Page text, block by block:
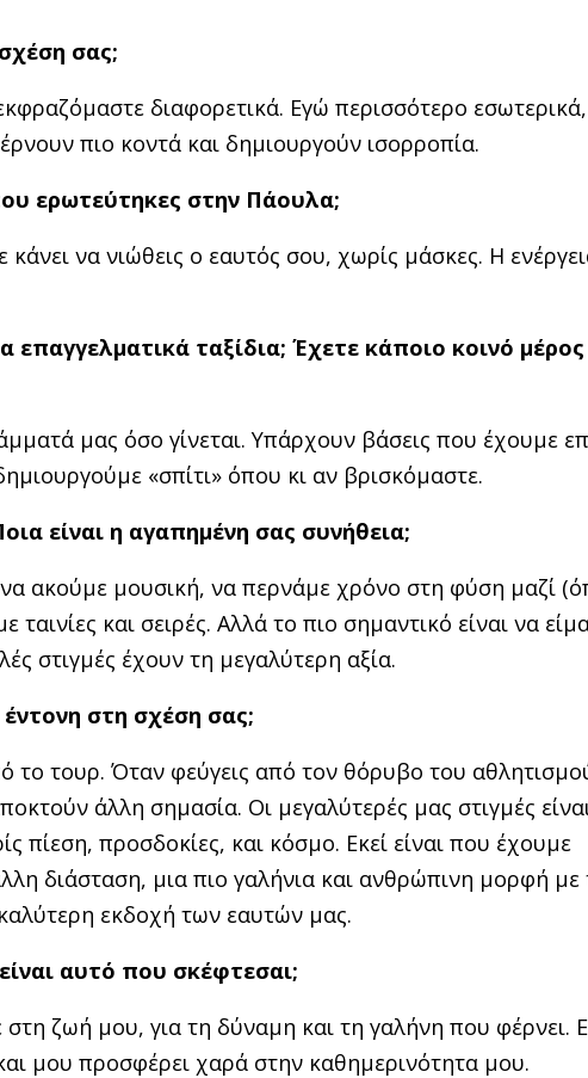
σας;
διαφορετικά. Εγώ περισσότερο
πιο κοντά και δημιουργούν ισορροπία.
ερωτεύτηκες στην Πάουλα;
να νιώθεις ο εαυτός σου, χωρίς μάσκες. Η
ταξίδια; Έχετε κάποιο κοινό
μας όσο γίνεται. Υπάρχουν βάσεις που έχουμε
«σπίτι» όπου κι αν βρισκόμαστε.
είναι η αγαπημένη σας συνήθεια;
ακούμε μουσική, να περνάμε χρόνο στη φύση μαζί
και σειρές. Αλλά το πιο σημαντικό είναι να
στιγμές έχουν τη μεγαλύτερη αξία.
στη σχέση σας;
το τουρ. Όταν φεύγεις από τον θόρυβο του
άλλη σημασία. Οι μεγαλύτερές μας στιγμές
πίεση, προσδοκίες, και κόσμο. Εκεί είναι που έχουμε
διάσταση, μια πιο γαλήνια και ανθρώπινη μορφή με
εκδοχή των εαυτών μας.
αυτό που σκέφτεσαι;
ζωή μου, για τη δύναμη και τη γαλήνη που φέρνει.
μου προσφέρει χαρά στην καθημερινότητα μου.